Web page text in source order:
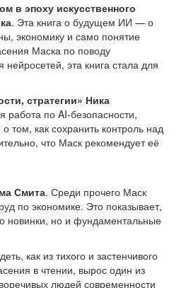
в эпоху искусственного
. Эта книга о будущем ИИ — о
экономику и само понятие
Маска по поводу
нейросетей, эта книга стала для
стратегии» Ника
по AI-безопасности,
том, как сохранить контроль над
что Маск рекомендует её
Смита. Среди прочего Маск
по экономике. Это показывает,
новинки, но и фундаментальные
как из тихого и застенчивого
в чтении, вырос один из
людей современности